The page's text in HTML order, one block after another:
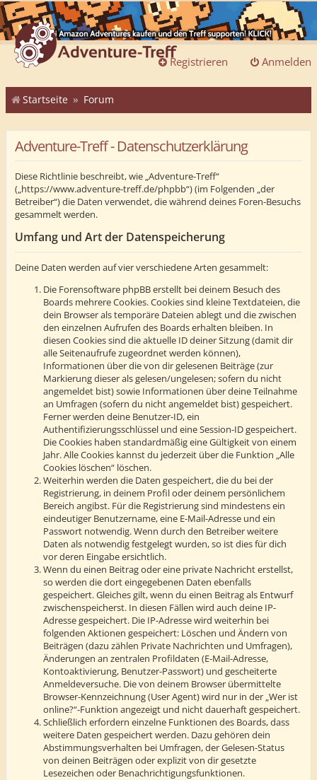
Anmelden
Registrieren
Startseite Forum
Adventure-Treff - Datenschutzerklärung
Diese Richtlinie beschreibt, wie „Adventure-Treff“
(„https://www.adventure-treff.de/phpbb“) (im Folgenden „der
Betreiber“) die Daten verwendet, die während deines Foren-Besuchs
gesammelt werden.
Umfang und Art der Datenspeicherung
Deine Daten werden auf vier verschiedene Arten gesammelt:
Die Forensoftware phpBB erstellt bei deinem Besuch des
Boards mehrere Cookies. Cookies sind kleine Textdateien, die
dein Browser als temporäre Dateien ablegt und die zwischen
den einzelnen Aufrufen des Boards erhalten bleiben. In
diesen Cookies sind die aktuelle ID deiner Sitzung (damit dir
alle Seitenaufrufe zugeordnet werden können),
Informationen über die von dir gelesenen Beiträge (zur
Markierung dieser als gelesen/ungelesen; sofern du nicht
angemeldet bist) sowie Informationen über deine Teilnahme
an Umfragen (sofern du nicht angemeldet bist) gespeichert.
Ferner werden deine Benutzer-ID, ein
Authentifizierungsschlüssel und eine Session-ID gespeichert.
Die Cookies haben standardmäßig eine Gültigkeit von einem
Jahr. Alle Cookies kannst du jederzeit über die Funktion „Alle
Cookies löschen“ löschen.
Weiterhin werden die Daten gespeichert, die du bei der
Registrierung, in deinem Profil oder deinem persönlichem
Bereich angibst. Für die Registrierung sind mindestens ein
eindeutiger Benutzername, eine E-Mail-Adresse und ein
Passwort notwendig. Wenn durch den Betreiber weitere
Daten als notwendig festgelegt wurden, so ist dies für dich
vor deren Eingabe ersichtlich.
Wenn du einen Beitrag oder eine private Nachricht erstellst,
so werden die dort eingegebenen Daten ebenfalls
gespeichert. Gleiches gilt, wenn du einen Beitrag als Entwurf
zwischenspeicherst. In diesen Fällen wird auch deine IP-
Adresse gespeichert. Die IP-Adresse wird weiterhin bei
folgenden Aktionen gespeichert: Löschen und Ändern von
Beiträgen (dazu zählen Private Nachrichten und Umfragen),
Änderungen an zentralen Profildaten (E-Mail-Adresse,
Kontoaktivierung, Benutzer-Passwort) und gescheiterte
Anmeldeversuche. Die von deinem Browser übermittelte
Browser-Kennzeichnung (User Agent) wird nur in der „Wer ist
online?“-Funktion angezeigt und nicht dauerhaft gespeichert.
Schließlich erfordern einzelne Funktionen des Boards, dass
weitere Daten gespeichert werden. Dazu gehören dein
Abstimmungsverhalten bei Umfragen, der Gelesen-Status
von deinen Beiträgen oder explizit von dir gesetzte
Lesezeichen oder Benachrichtigungsfunktionen.